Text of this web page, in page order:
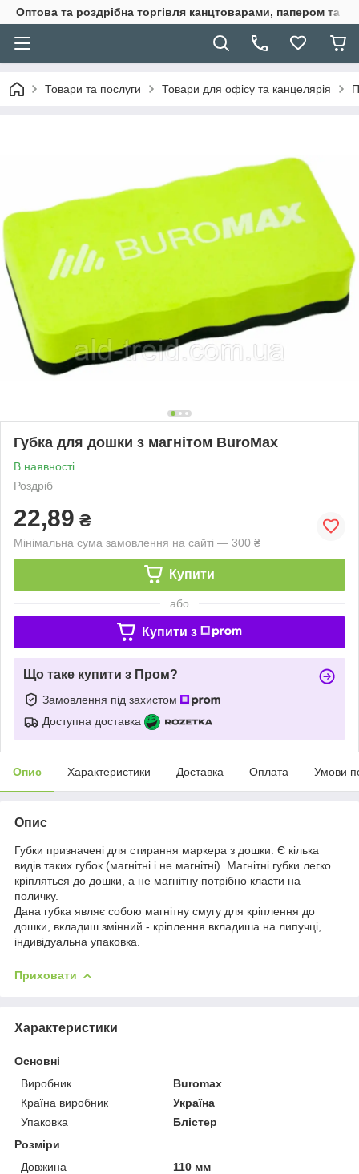
Оптова та роздрібна торгівля канцтоварами, папером та
Товари та послуги Товари для офісу та канцелярія
Губка для дошки з магнітом BuroMax
В наявності
Роздріб
22,89 ₴
Мінімальна сума замовлення на сайті — 300 ₴
Купити
або
Купити з
Що таке купити з Пром?
Замовлення під захистом
Доступна доставка
Опис Характеристики Доставка Оплата Умови
Опис
Губки призначені для стирання маркера з дошки. Є кілька
видів таких губок (магнітні і не магнітні). Магнітні губки легко
кріпляться до дошки, а не магнітну потрібно класти на
поличку.
Дана губка являє собою магнітну смугу для кріплення до
дошки, вкладиш змінний - кріплення вкладиша на липучці,
індивідуальна упаковка.
Приховати
Характеристики
Основні
Виробник
Buromax
Країна виробник
Україна
Упаковка
Блістер
Розміри
Довжина
110 мм